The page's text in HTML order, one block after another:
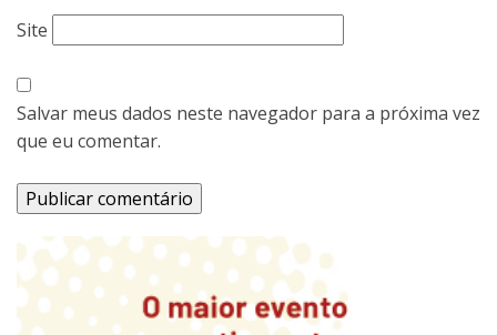
Site
Salvar meus dados neste navegador para a próxima vez
que eu comentar.